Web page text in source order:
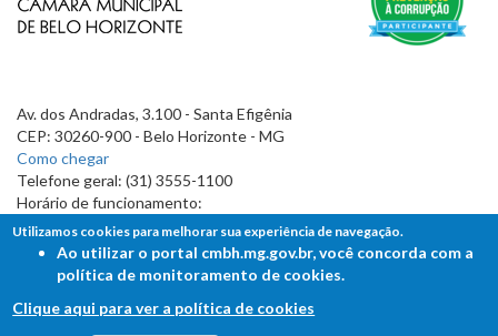
Av. dos Andradas, 3.100 - Santa Efigênia
CEP: 30260-900 - Belo Horizonte - MG
Como chegar
Telefone geral: (31) 3555-1100
Horário de funcionamento:
7h às 19h
Utilizamos cookies para melhorar sua experiência de navegação.
Ao utilizar o portal cmbh.mg.gov.br, você concorda com a
política de monitoramento de cookies.
Clique aqui para ver a política de cookies